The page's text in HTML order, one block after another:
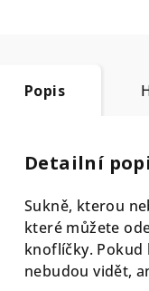
Popis
Detailní
Sukně, kterou
které můžete
knoflíčky. Pokud
nebudou vidět,